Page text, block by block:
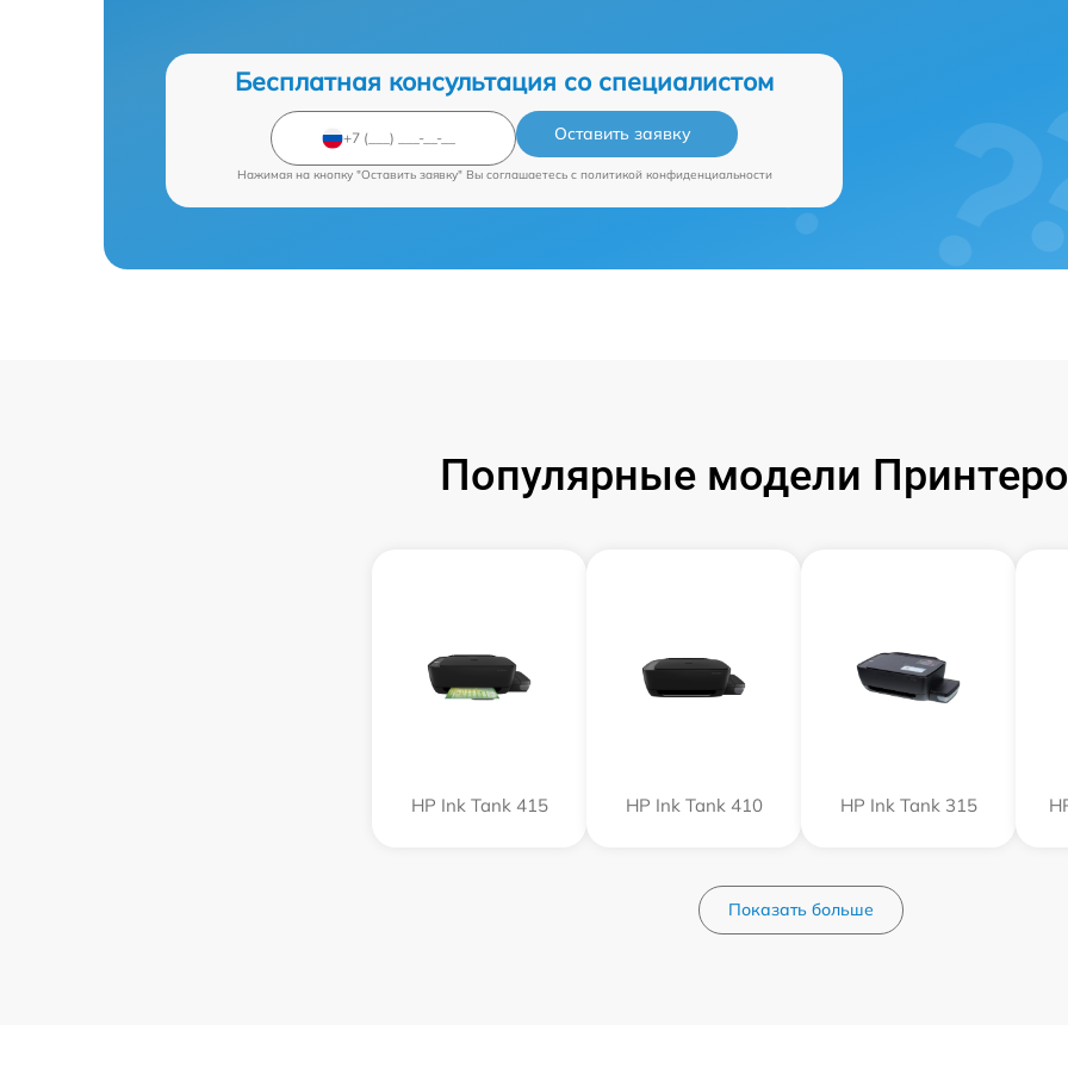
Бесплатная консультация со специалистом
Оставить заявку
Нажимая на кнопку "Оставить заявку" Вы соглашаетесь c политикой конфиденциальности
Популярные модели
HP Ink Tank 415 HP Ink Tank 410 HP Ink Tank 315
Показать больше